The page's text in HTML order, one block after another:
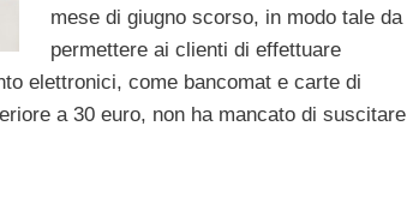
mese di giugno scorso, in modo tale da
permettere ai clienti di effettuare
elettronici, come bancomat e carte di
a 30 euro, non ha mancato di suscitare